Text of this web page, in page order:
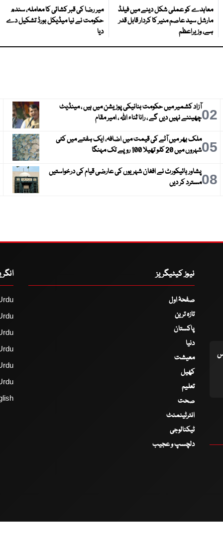
معاہدے کو عملی شکل دینے میں فیلڈ
مارشل سید عاصم منیر کا کردار قابل قدر
ہے، وزیراعظم
میر رضا کی قبر کشائی کا معاملہ، سندھ
حکومت نے نیا میڈیکل بورڈ تشکیل دے
دیا
02آزاد کشمیر میں حکومت بنانیکی پوزیشن میں ہیں ، مینڈیٹ
چھیننے نہیں دیں گے ، رانا ثناء اللہ ، امیر مقام
05ملک بھر میں آٹے کی قیمت میں اضافہ، ایک ہفتے میں کئی
شہروں میں 20 کلو تھیلا 100 روپے تک مہنگا
08پشاور ہائیکورٹ نے افغان شہریوں کی عارضی قیام کی درخواستیں
مسترد کر دیں
نیوز کیٹیگریز
صفحۂ اول
تازہ ترین
پاکستان
دنیا
معیشت
کھیل
تعلیم
صحت
انٹرٹینمنٹ
ٹیکنالوجی
دلچسپ و عجیب